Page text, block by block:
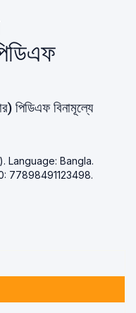
পিডিএফ বিনামূল্যে
77898491123498.